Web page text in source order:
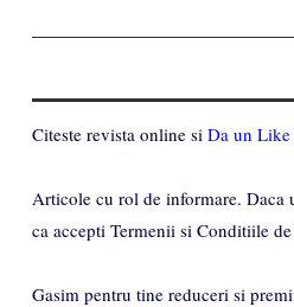
Citeste revista online si Da un Like
Articole cu rol de informare. Daca
ca accepti Termenii si Conditiile
Gasim pentru tine reduceri si